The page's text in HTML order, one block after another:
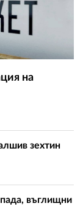
на
зехтин
въглищни